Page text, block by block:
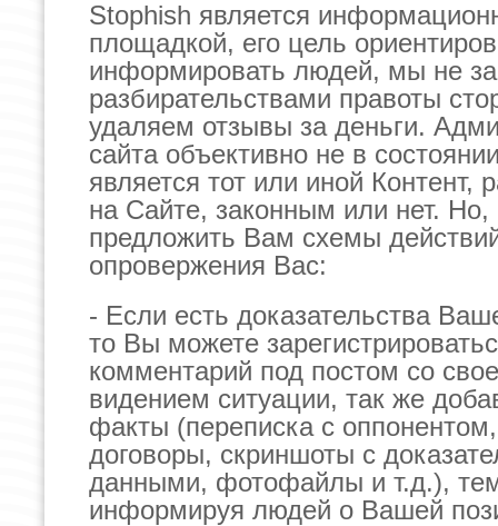
Stophish является
площадкой, его цель
информировать людей, мы не
разбирательствами правоты
удаляем отзывы за деньги.
сайта объективно не в
является тот или иной Контент,
на Сайте, законным или нет.
предложить Вам схемы
опровержения Вас:
- Если есть доказательства
то Вы можете
комментарий под постом со
видением ситуации, так же
факты (переписка с
договоры, скриншоты с
данными, фотофайлы и т.д.),
информируя людей о Вашей